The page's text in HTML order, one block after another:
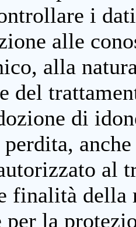
i
alle
alla
del
di
al
finalità della
per la